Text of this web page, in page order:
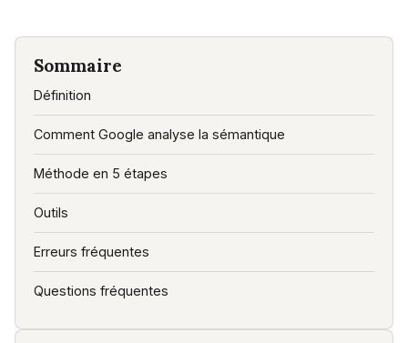
Sommaire
Définition
Comment Google analyse la sémantique
Méthode en 5 étapes
Outils
Erreurs fréquentes
Questions fréquentes